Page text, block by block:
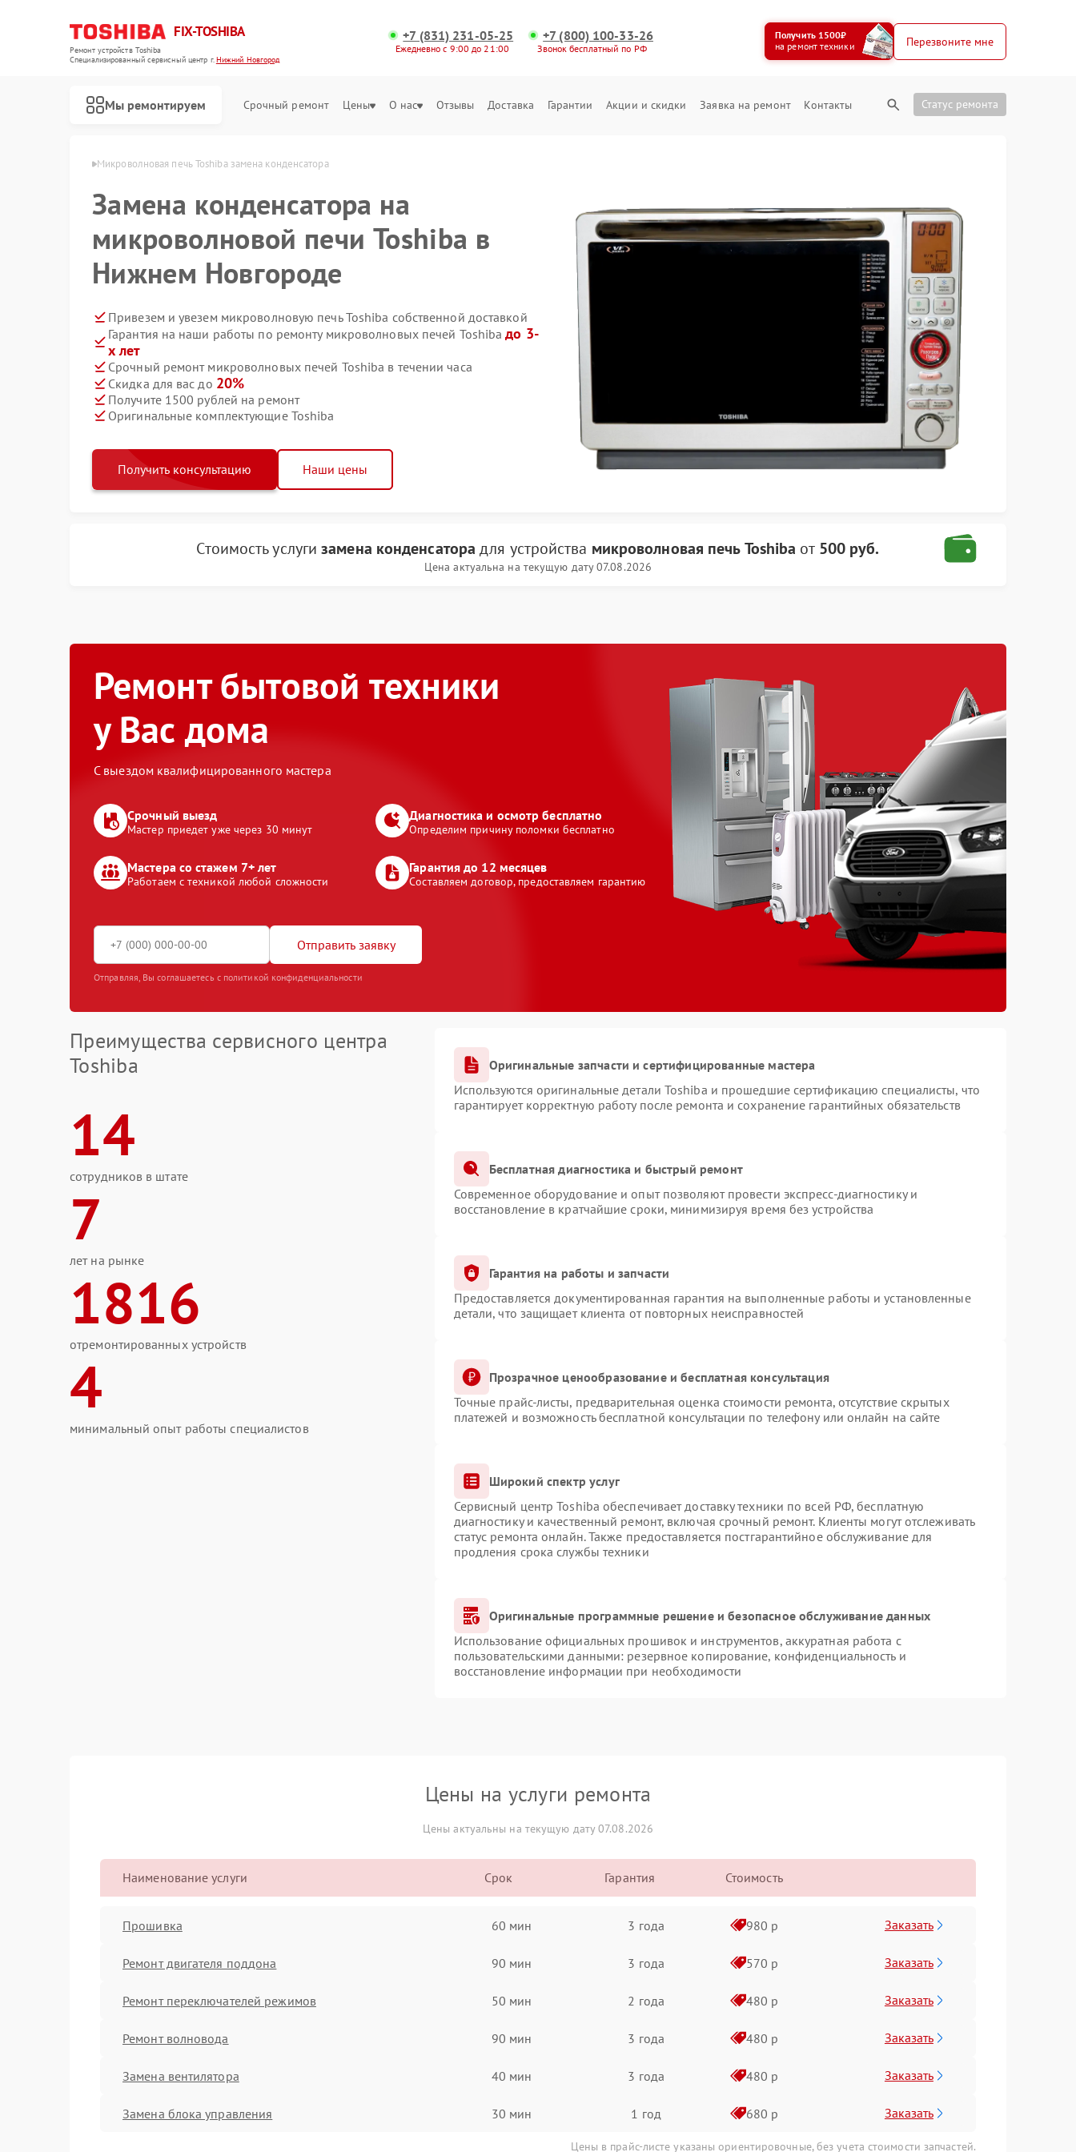
FIX-TOSHIBA
Ремонт устройств Toshiba
Специализированный cервисный центр г.Нижний Новгород
+7 (831) 231-05-25
Ежедневно с 9:00 до 21:00
+7 (800) 100-33-26
Звонок бесплатный по РФ
Получить 1500₽
на ремонт техники
Перезвоните мне
Мы ремонтируем Срочный ремонт Цены О нас Отзывы Доставка Гарантии Акции и скидки Заявка на ремонт Контакты Статус ремонта
Нижнем Новгороде Микроволновая печь Toshiba замена конденсатора
Замена конденсатора на
микроволновой печи Toshiba в
Нижнем Новгороде
Привезем и увезем микроволновую печь Toshiba собственной доставкой
Гарантия на наши работы по ремонту микроволновых печей Toshibaдо 3-
х лет
Срочный ремонт микроволновых печей Toshiba в течении часа
Скидка для вас до 20%
Получите 1500 рублей на ремонт
Оригинальные комплектующие Toshiba
Получить консультацию Наши цены
Стоимость услугизамена конденсатора для устройства микроволновая печь Toshiba от 500 руб.
Цена актуальна на текущую дату 07.08.2026
Ремонт бытовой техники
у Вас дома
С выездом квалифицированного мастера
Срочный выезд
Мастер приедет уже через 30 минут
Диагностика и осмотр бесплатно
Определим причину поломки бесплатно
Мастера со стажем 7+ лет
Работаем с техникой любой сложности
Гарантия до 12 месяцев
Составляем договор, предоставляем гарантию
Отправить заявку
Отправляя, Вы соглашаетесь с политикой конфиденциальности
Преимущества сервисного центра
Toshiba
14
сотрудников в штате
7
лет на рынке
1816
отремонтированных устройств
4
минимальный опыт работы специалистов
Оригинальные запчасти и сертифицированные мастера
Используются оригинальные детали Toshiba и прошедшие сертификацию специалисты, что
гарантирует корректную работу после ремонта и сохранение гарантийных обязательств
Бесплатная диагностика и быстрый ремонт
Современное оборудование и опыт позволяют провести экспресс-диагностику и
восстановление в кратчайшие сроки, минимизируя время без устройства
Гарантия на работы и запчасти
Предоставляется документированная гарантия на выполненные работы и установленные
детали, что защищает клиента от повторных неисправностей
Прозрачное ценообразование и бесплатная консультация
Точные прайс-листы, предварительная оценка стоимости ремонта, отсутствие скрытых
платежей и возможность бесплатной консультации по телефону или онлайн на сайте
Широкий спектр услуг
Сервисный центр Toshiba обеспечивает доставку техники по всей РФ, бесплатную
диагностику и качественный ремонт, включая срочный ремонт. Клиенты могут отслеживать
статус ремонта онлайн. Также предоставляется постгарантийное обслуживание для
продления срока службы техники
Оригинальные программные решение и безопасное обслуживание данных
Использование официальных прошивок и инструментов, аккуратная работа с
пользовательскими данными: резервное копирование, конфиденциальность и
восстановление информации при необходимости
Цены на услуги ремонта
Цены актуальны на текущую дату 07.08.2026
Наименование услуги Срок Гарантия Стоимость
Прошивка 60 мин 3 года 980 р Заказать
Ремонт двигателя поддона 90 мин 3 года 570 р Заказать
Ремонт переключателей режимов 50 мин 2 года 480 р Заказать
Ремонт волновода 90 мин 3 года 480 р Заказать
Замена вентилятора 40 мин 3 года 480 р Заказать
Замена блока управления 30 мин 1 год 680 р Заказать
Цены в прайс-листе указаны ориентировочные, без учета стоимости запчастей.